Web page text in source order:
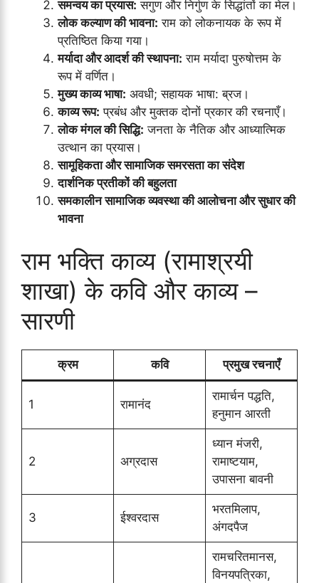
समन्वय का प्रयास: सगुण और निर्गुण के सिद्धांतों का मेल।
लोक कल्याण की भावना: राम को लोकनायक के रूप में
प्रतिष्ठित किया गया।
मर्यादा और आदर्श की स्थापना: राम मर्यादा पुरुषोत्तम के
रूप में वर्णित।
मुख्य काव्य भाषा: अवधी; सहायक भाषा: ब्रज।
काव्य रूप: प्रबंध और मुक्तक दोनों प्रकार की रचनाएँ।
लोक मंगल की सिद्धि: जनता के नैतिक और आध्यात्मिक
उत्थान का प्रयास।
सामूहिकता और सामाजिक समरसता का संदेश
दार्शनिक प्रतीकों की बहुलता
समकालीन सामाजिक व्यवस्था की आलोचना और सुधार की
भावना
राम भक्ति काव्य (रामाश्रयी
शाखा) के कवि और काव्य –
सारणी
क्रम कवि प्रमुख रचनाएँ
1 रामानंद
रामार्चन पद्धति,
हनुमान आरती
2 अग्रदास
ध्यान मंजरी,
रामाष्टयाम,
उपासना बावनी
3 ईश्वरदास
भरतमिलाप,
अंगदपैज
रामचरितमानस,
विनयपत्रिका,